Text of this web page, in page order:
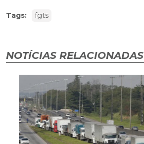
Tags: fgts
NOTÍCIAS RELACIONADAS